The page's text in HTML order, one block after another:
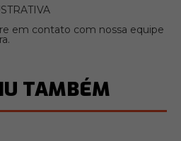
em contato com nossa equipe
TAMBÉM